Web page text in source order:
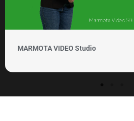
MARMOTA VIDEO Studio